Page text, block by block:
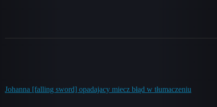
Johanna [falling sword] opadajacy miecz błąd w tłumaczeniu